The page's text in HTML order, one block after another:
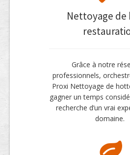
Nettoyage
Grâce à notre
professionnels,
Proxi Nettoyage de
gagner un temps
recherche d’un vrai
domaine.